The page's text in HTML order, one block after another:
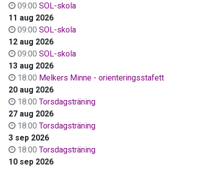
09:00 SOL-skola
11 aug 2026
09:00 SOL-skola
12 aug 2026
09:00 SOL-skola
13 aug 2026
18:00 Melkers Minne - orienteringsstafett
20 aug 2026
18:00 Torsdagsträning
27 aug 2026
18:00 Torsdagsträning
3 sep 2026
18:00 Torsdagsträning
10 sep 2026